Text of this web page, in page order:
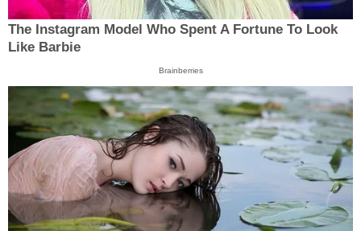
The Instagram Model Who Spent A Fortune To Look
Like Barbie
Brainberries